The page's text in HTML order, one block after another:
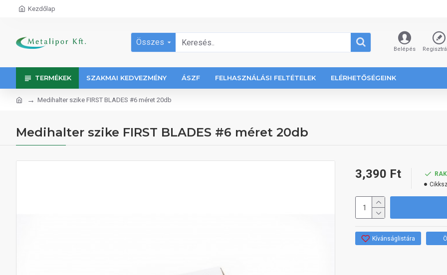
Kezdőlap
Összes
Belépés
TERMÉKEK SZAKMAI KEDVEZMÉNY ÁSZF FELHASZNÁLÁSI FELTÉTELEK ELÉRHETŐSÉGEINK
Medihalter szike FIRST BLADES #6 méret 20db
Medihalter szike FIRST BLADES #6 méret 20db
3,390 Ft
Kívánságlistára